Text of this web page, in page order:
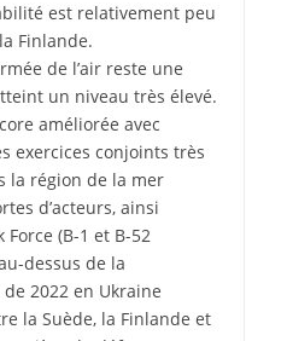
est relativement peu
Finlande.
de l’air reste une
un niveau très élevé.
améliorée avec
exercices conjoints très
la région de la mer
d’acteurs, ainsi
Force (B-1 et B-52
dessus de la
2022 en Ukraine
la Suède, la Finlande et